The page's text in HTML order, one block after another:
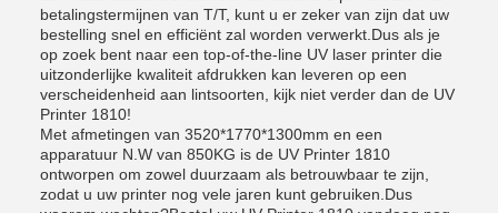
betalingstermijnen van T/T, kunt u er zeker van zijn dat uw
bestelling snel en efficiënt zal worden verwerkt.Dus als je
op zoek bent naar een top-of-the-line UV laser printer die
uitzonderlijke kwaliteit afdrukken kan leveren op een
verscheidenheid aan lintsoorten, kijk niet verder dan de UV
Printer 1810!
Met afmetingen van 3520*1770*1300mm en een
apparatuur N.W van 850KG is de UV Printer 1810
ontworpen om zowel duurzaam als betrouwbaar te zijn,
zodat u uw printer nog vele jaren kunt gebruiken.Dus